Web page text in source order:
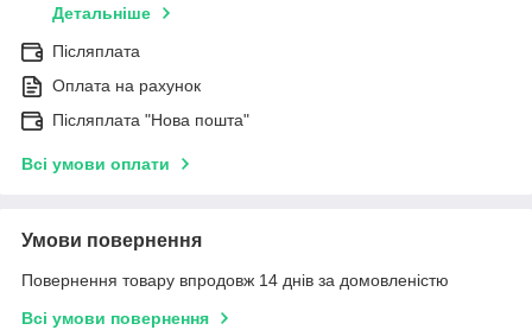
Детальніше
Післяплата
Оплата на рахунок
Післяплата "Нова пошта"
Всі умови оплати
Умови повернення
Повернення товару впродовж 14 днів за домовленістю
Всі умови повернення